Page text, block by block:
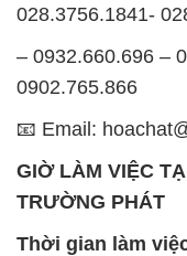
028.3756.1841-
– 0932.660.696 –
0902.765.866
📧 Email:
GIỜ LÀM VIỆC
TRƯỜNG PHÁT
Thời gian làm